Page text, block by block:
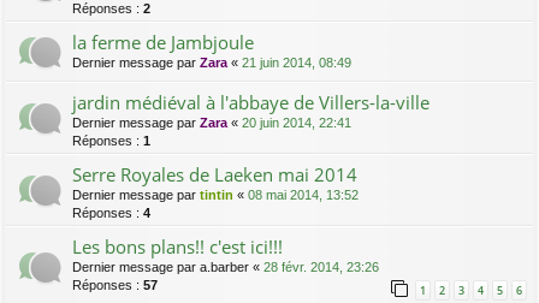
Réponses : 2
la ferme de Jambjoule
Dernier message par Zara « 21 juin 2014, 08:49
jardin médiéval à l'abbaye de Villers-la-ville
Dernier message par Zara « 20 juin 2014, 22:41
Réponses : 1
Serre Royales de Laeken mai 2014
Dernier message par tintin « 08 mai 2014, 13:52
Réponses : 4
Les bons plans!! c'est ici!!!
Dernier message par a.barber « 28 févr. 2014, 23:26
Réponses : 57 1 2 3 4 5 6